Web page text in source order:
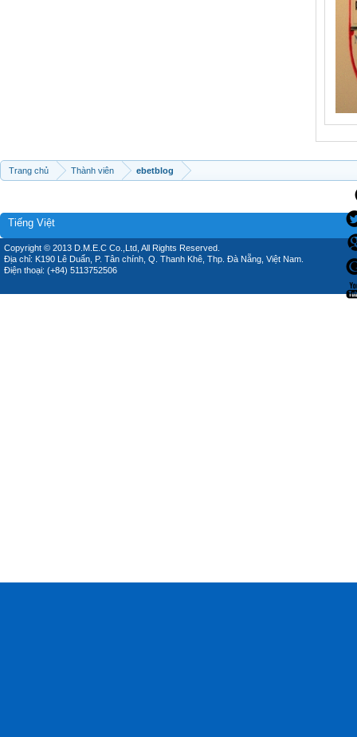
Trang chủ Thành viên ebetblog
Tiếng Việt
Copyright © 2013 D.M.E.C Co.,Ltd, All Rights Reserved.
Địa chỉ: K190 Lê Duẩn, P. Tân chính, Q. Thanh Khê, Thp. Đà Nẵng, Việt Nam.
Điện thoại: (+84) 5113752506